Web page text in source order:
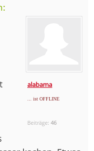
alabama
... ist OFFLINE
Beiträge:46